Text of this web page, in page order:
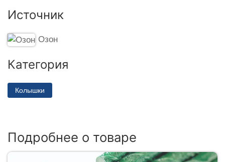
Источник
Озон
Категория
Колышки
Подробнее о товаре